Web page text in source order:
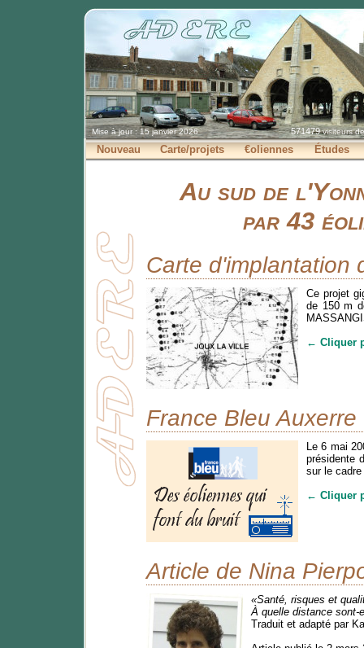
Mise à jour : 15 janvier 2026 571479visiteurs
Nouveau Carte/projets €oliennes Études
Au sud de
par 43
Carte d'implantation
Ce projet
de 150 m
← Cliquer
France Bleu
Le 6 mai
présidente
sur le
← Cliquer
Article de Nina
Santé, risques et
À quelle distance sont-
Traduit et adapté par